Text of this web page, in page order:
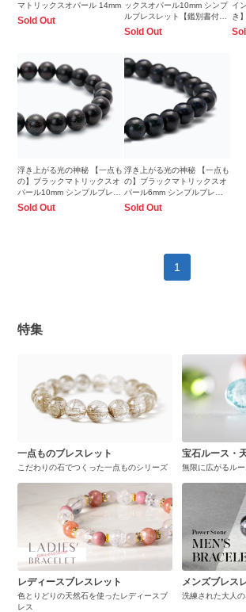
マトリックスオパール 14mm
Sold Out
ックスオパール10mm シンプ
ルブレスレット【鑑別書付
き】
Sold Out
イ
き】
浮き上がる光の神秘 【一点も
の】ブラックマトリックスオ
パール10mm シンプルブレス
レット
Sold Out
浮き上がる光の神秘 【一点も
の】ブラックマトリックスオ
パール6mm シンプルブレス
レット
Sold Out
1
特集
一点ものブレスレット
こだわりの石でつくった一点ものシリーズ
宝石ルース・
無限に広がるル
レディースブレスレット
色とりどりの天然石を使ったレディースブ
レス
メンズブレス
洗練された大人